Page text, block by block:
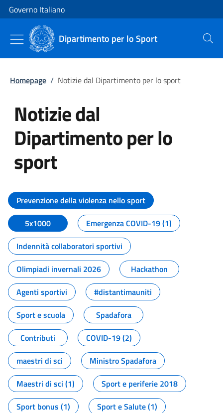
Vai al contenuto
Vai alla navigazione del sito
Governo Italiano
Dipartimento per lo Sport Cerca
Homepage / Notizie dal Dipartimento per lo sport
Notizie dal
Dipartimento per lo
sport
Tutti i contenuti della pagina
Prevenzione della violenza nello sport
5x1000
Emergenza COVID-19 (1)
Indennità collaboratori sportivi
Olimpiadi invernali 2026
Hackathon
Agenti sportivi
#distantimauniti
Sport e scuola
Spadafora
Contributi
COVID-19 (2)
maestri di sci
Ministro Spadafora
Maestri di sci (1)
Sport e periferie 2018
Sport bonus (1)
Sport e Salute (1)